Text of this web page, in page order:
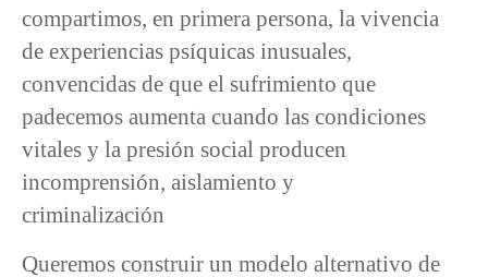
compartimos, en primera persona, la vivencia
de experiencias psíquicas inusuales,
convencidas de que el sufrimiento que
padecemos aumenta cuando las condiciones
vitales y la presión social producen
incomprensión, aislamiento y
criminalización
Queremos construir un modelo alternativo de